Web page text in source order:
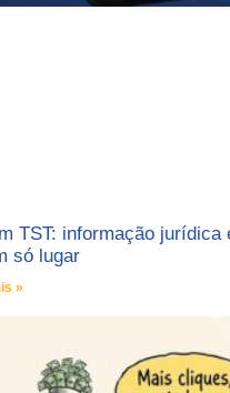
TST: informação jurídica
só lugar
»